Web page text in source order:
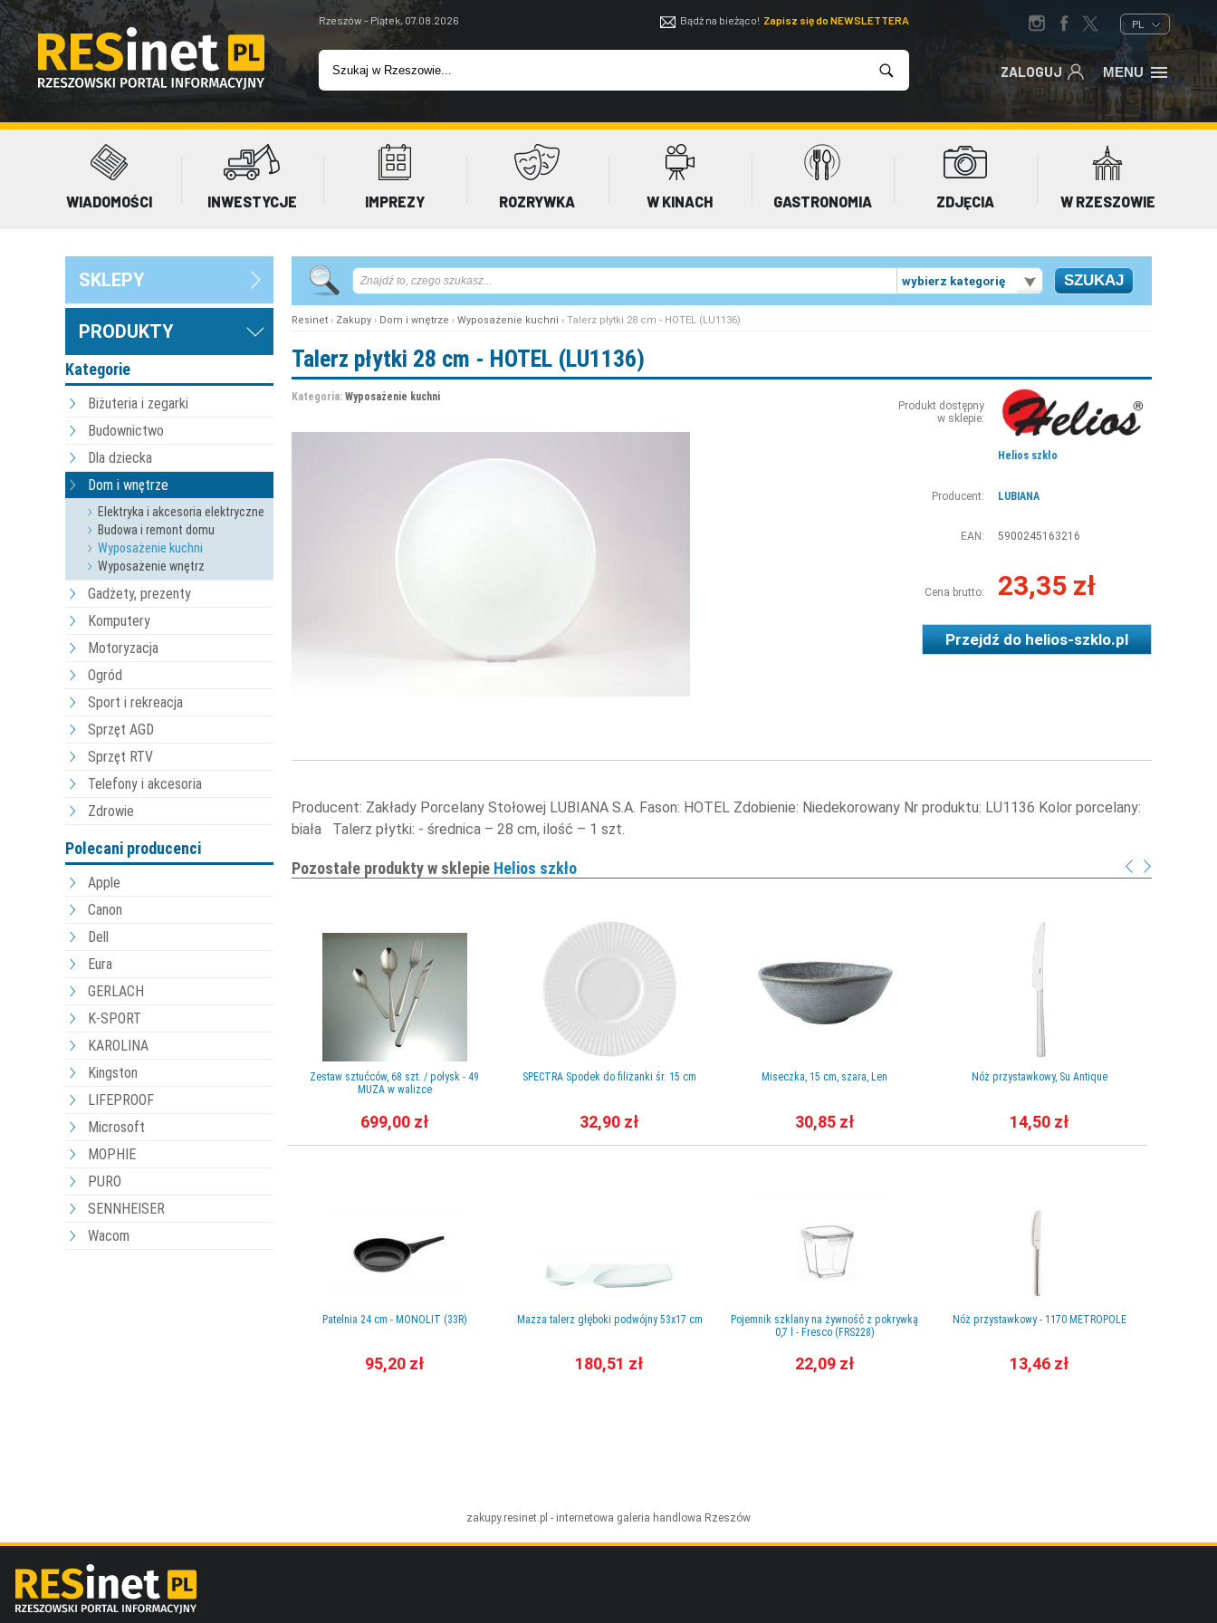
Rzeszów - Piątek, 07.08.2026 Bądź na bieżąco! Zapisz się do NEWSLETTERA PL
ZALOGUJ MENU
WIADOMOŚCI INWESTYCJE IMPREZY ROZRYWKA W KINACH GASTRONOMIA ZDJĘCIA W RZESZOWIE
SKLEPY
PRODUKTY
Kategorie
Biżuteria i zegarki
Budownictwo
Dla dziecka
Dom i wnętrze
Elektryka i akcesoria elektryczne
Budowa i remont domu
Wyposażenie kuchni
Wyposażenie wnętrz
Gadżety, prezenty
Komputery
Motoryzacja
Ogród
Sport i rekreacja
Sprzęt AGD
Sprzęt RTV
Telefony i akcesoria
Zdrowie
Polecani producenci
Apple
Canon
Dell
Eura
GERLACH
K-SPORT
KAROLINA
Kingston
LIFEPROOF
Microsoft
MOPHIE
PURO
SENNHEISER
Wacom
wybierz kategorię
Resinet › Zakupy › Dom i wnętrze › Wyposażenie kuchni › Talerz płytki 28 cm - HOTEL (LU1136)
Talerz płytki 28 cm - HOTEL (LU1136)
Kategoria: Wyposażenie kuchni
Produkt dostępny
w sklepie:
Helios szkło
Producent: LUBIANA
EAN: 5900245163216
Cena brutto: 23,35 zł
Przejdź dohelios-szklo.pl
Producent: Zakłady Porcelany Stołowej LUBIANA S.A. Fason: HOTEL Zdobienie: Niedekorowany Nr produktu: LU1136 Kolor porcelany:
biała Talerz płytki: - średnica – 28 cm, ilość – 1 szt.
Pozostałe produkty w sklepie Helios szkło
Zestaw sztućców, 68 szt. / połysk - 49
MUZA w walizce
699,00 zł
Patelnia 24 cm - MONOLIT (33R)
95,20 zł
SPECTRA Spodek do filiżanki śr. 15 cm
32,90 zł
Mazza talerz głęboki podwójny 53x17 cm
180,51 zł
Miseczka, 15 cm, szara, Len
30,85 zł
Pojemnik szklany na żywność z pokrywką
0,7 l - Fresco (FRS228)
22,09 zł
Nóż przystawkowy, Su Antique
14,50 zł
Nóż przystawkowy - 1170 METROPOLE
13,46 zł
zakupy.resinet.pl - internetowa galeria handlowa Rzeszów